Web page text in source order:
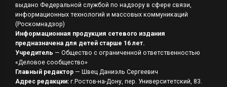
выдано Федеральной службой по надзору в сфере связи,
информационных технологий и массовых коммуникаций
(Роскомнадзор)
Информационная продукция сетевого издания
предназначена для детей старше 16 лет.
Учредитель — Общество с ограниченной ответственностью
«Деловое сообщество»
Главный редактор — Швец Даниэль Сергеевич
Адрес редакции: г.Ростов-на-Дону, пер. Университетский, 83.